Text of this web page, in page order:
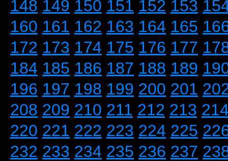
148 149 150 151 152 153
160 161 162 163 164 165
172 173 174 175 176 177
184 185 186 187 188 189
196 197 198 199 200 201
208 209 210 211 212 213
220 221 222 223 224 225
232 233 234 235 236 237